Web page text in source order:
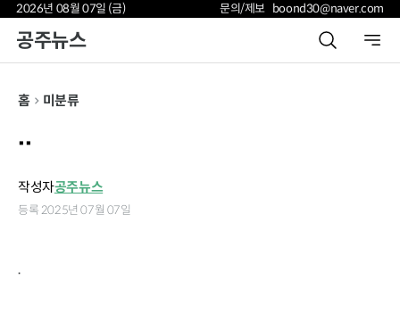
2026년 08월 07일 (금) 문의/제보 boond30@naver.com
공주뉴스
홈 미분류
..
작성자공주뉴스
등록 2025년 07월 07일
.